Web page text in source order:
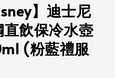
】迪士尼
飲保冷水壺
(粉藍禮服